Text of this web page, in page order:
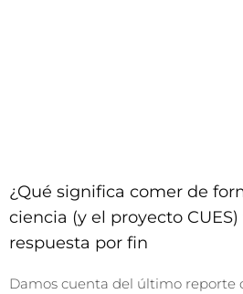
¿Qué significa comer de
ciencia (y el proyecto
respuesta por fin
Damos cuenta del último reporte